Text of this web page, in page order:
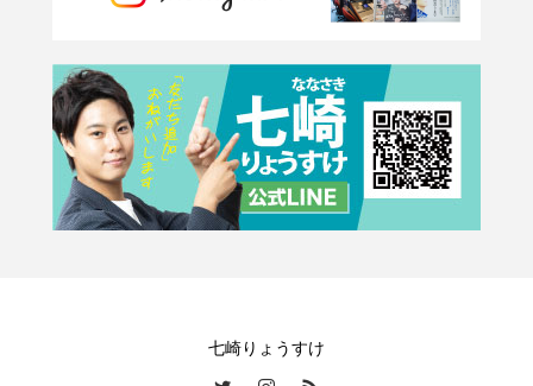
七崎りょうすけ